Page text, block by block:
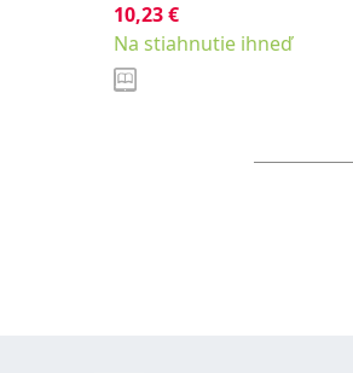
10,23€
Na stiahnutie ihneď